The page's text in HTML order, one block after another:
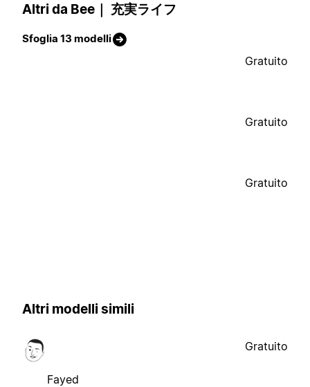
Altri da Bee｜ 充実ライフ
Sfoglia 13 modelli
Gratuito
Gratuito
Gratuito
Altri modelli simili
Fayed
Gratuito